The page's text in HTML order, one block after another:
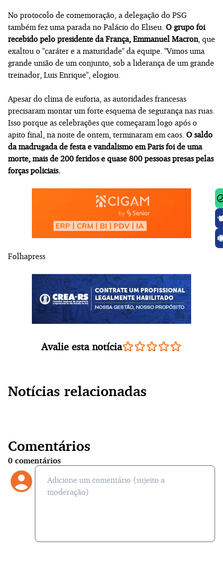
No protocolo de comemoração, a delegação do PSG
também fez uma parada no Palácio do Eliseu. O grupo foi
recebido pelo presidente da França, Emmanuel Macron, que
exaltou o "caráter e a maturidade" da equipe. "Vimos uma
grande união de um conjunto, sob a liderança de um grande
treinador, Luis Enrique", elogiou.
Apesar do clima de euforia, as autoridades francesas
precisaram montar um forte esquema de segurança nas ruas.
Isso porque as celebrações que começaram logo após o
apito final, na noite de ontem, terminaram em caos. O saldo
da madrugada de festa e vandalismo em Paris foi de uma
morte, mais de 200 feridos e quase 800 pessoas presas pelas
forças policiais.
Folhapress
Avalie esta notícia
Notícias relacionadas
Comentários
0 comentários